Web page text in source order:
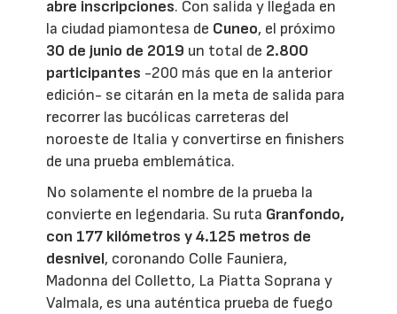
abre inscripciones. Con salida y llegada en
la ciudad piamontesa de Cuneo, el próximo
30 de junio de 2019 un total de 2.800
participantes -200 más que en la anterior
edición- se citarán en la meta de salida para
recorrer las bucólicas carreteras del
noroeste de Italia y convertirse en finishers
de una prueba emblemática.
No solamente el nombre de la prueba la
convierte en legendaria. Su ruta Granfondo,
con 177 kilómetros y 4.125 metros de
desnivel, coronando Colle Fauniera,
Madonna del Colletto, La Piatta Soprana y
Valmala, es una auténtica prueba de fuego